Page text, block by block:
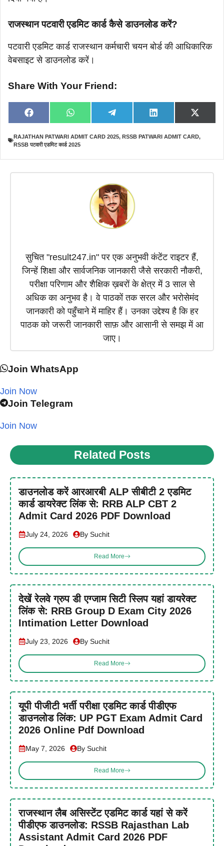
राजस्थान पटवारी एडमिट कार्ड कैसे डाउनलोड करें?
पटवारी एडमिट कार्ड राजस्थान कर्मचारी चयन बोर्ड की आधिकारिक
वेबसाइट से डाउनलोड करें।
Share With Your Friend:
Share
on
F
a
e
b
o
Share
on
W
h
t
s
p
Share
on
e
e
a
Share
on
L
i
k
I
Share
on
X
(
w
t
RAJATHAN PATWARI ADMIT CARD 2025, RSSB PATWARI ADMIT CARD,
RSSB पटवारी एडमिट कार्ड 2025
सुचित "result247.in" पर एक अनुभवी कंटेंट राइटर हैं,
जिन्हें शिक्षा और सार्वजनिक जानकारी जैसे सरकारी नौकरी,
परीक्षा परिणाम और शैक्षिक ख़बरों के क्षेत्र में 3 साल से
अधिक का अनुभव है। वे पाठकों तक सरल और भरोसेमंद
जानकारी को पहुँचाने में माहिर हैं। उनका उद्देश्य है कि हर
पाठक को जरूरी जानकारी साफ़ और आसानी से समझ में आ
जाए।
Join WhatsApp
Join Now
Join Telegram
Join Now
Related Posts
डाउनलोड करें आरआरबी ALP सीबीटी 2 एडमिट
कार्ड डायरेक्ट लिंक से: RRB ALP CBT 2
Admit Card 2026 PDF Download
July 24, 2026 By Suchit
Read More
देखें रेलवे ग्रुप डी एग्जाम सिटी स्लिप यहां डायरेक्ट
लिंक से: RRB Group D Exam City 2026
Intimation Letter Download
July 23, 2026 By Suchit
Read More
यूपी पीजीटी भर्ती परीक्षा एडमिट कार्ड पीडीएफ
डाउनलोड लिंक: UP PGT Exam Admit Card
2026 Online Pdf Download
May 7, 2026 By Suchit
Read More
राजस्थान लैब असिस्टेंट एडमिट कार्ड यहां से करें
पीडीएफ डाउनलोड: RSSB Rajasthan Lab
Assistant Admit Card 2026 PDF